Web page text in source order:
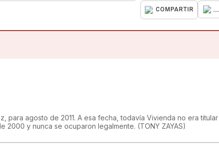
COMPARTIR ...
para agosto de 2011. A esa fecha, todavía Vivienda no era titular
2000 y nunca se ocuparon legalmente. (TONY ZAYAS)